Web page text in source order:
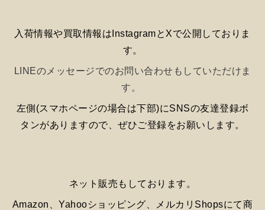
入荷情報や買取情報はInstagramとXで公開しておりま
す。
LINEのメッセージでのお問い合わせもしていただけま
す。
左側(スマホページの場合は下部)にSNSの友達登録ボ
タンがありますので、ぜひご登録をお願いします。
ネット販売もしております。
Amazon、Yahooショッピング、メルカリShopsにて商